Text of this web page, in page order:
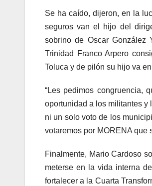
Se ha caído, dijeron, en la
seguros van el hijo del
sobrino de Oscar González
Trinidad Franco Arpero
Toluca y de pilón su hijo va
“Les pedimos congruencia,
oportunidad a los militantes y
ni un solo voto de los
votaremos por MORENA que
Finalmente, Mario Cardoso
meterse en la vida interna
fortalecer a la Cuarta